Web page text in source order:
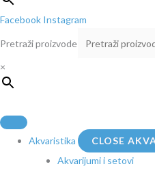
Facebook Instagram
Pretraži proizvode
×
Akvaristika CLOSE
Akvarijumi i setovi